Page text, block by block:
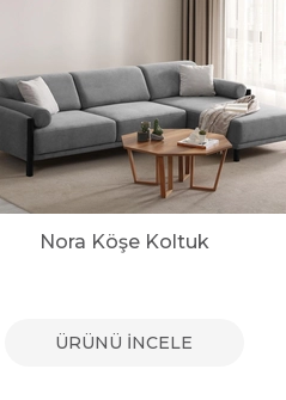
Nora Köşe Koltuk
ÜRÜNÜ İNCELE